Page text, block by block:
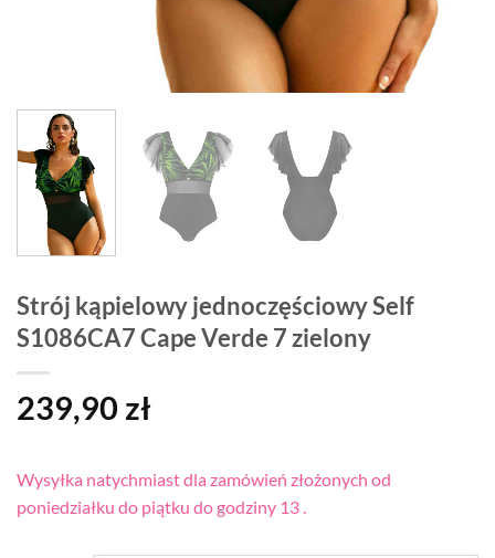
Strój kąpielowy jednoczęściowy Self
S1086CA7 Cape Verde 7 zielony
239,90 zł
Wysyłka natychmiast dla zamówień złożonych od
poniedziałku do piątku do godziny 13 .